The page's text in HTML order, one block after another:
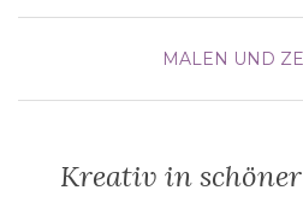
MALEN UND
Kreativ in